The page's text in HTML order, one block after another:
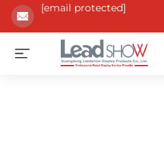
[email protected]